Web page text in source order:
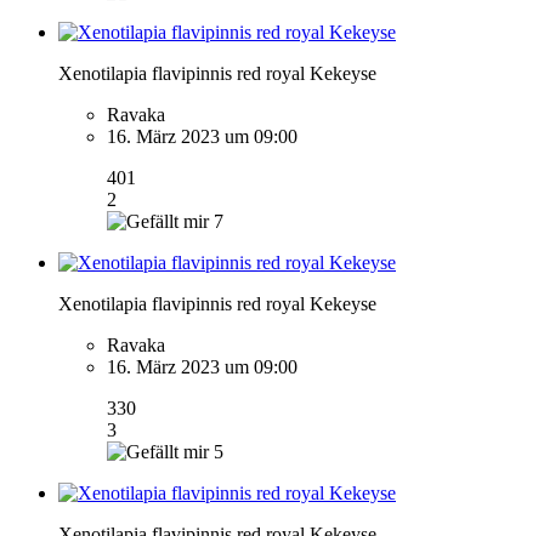
Xenotilapia flavipinnis red royal Kekeyse
Ravaka
16. März 2023 um 09:00
401
2
7
Xenotilapia flavipinnis red royal Kekeyse
Ravaka
16. März 2023 um 09:00
330
3
5